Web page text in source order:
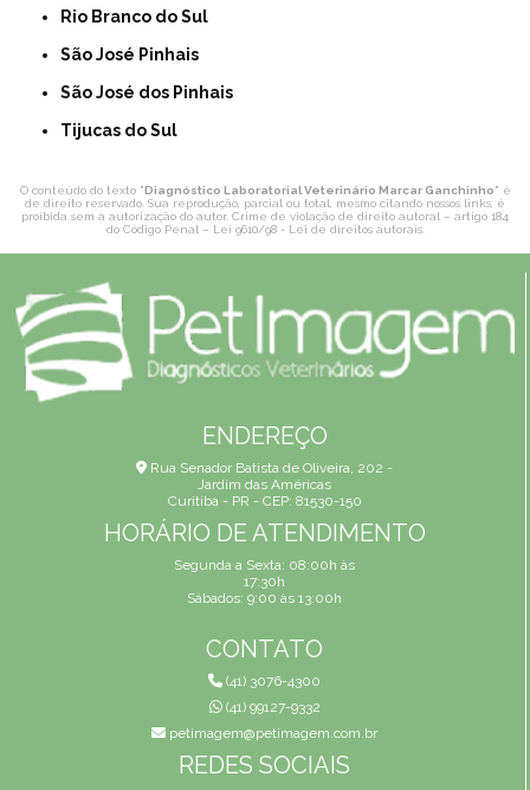
Rio Branco do Sul
São José Pinhais
São José dos Pinhais
Tijucas do Sul
O conteúdo do texto "Diagnóstico Laboratorial Veterinário Marcar Ganchinho" é
de direito reservado. Sua reprodução, parcial ou total, mesmo citando nossos links, é
proibida sem a autorização do autor. Crime de violação de direito autoral – artigo 184
do Código Penal – Lei 9610/98 - Lei de direitos autorais.
ENDEREÇO
Rua Senador Batista de Oliveira, 202 -
Jardim das Américas
Curitiba - PR - CEP: 81530-150
HORÁRIO DE ATENDIMENTO
Segunda a Sexta: 08:00h às
17:30h
Sábados: 9:00 às 13:00h
CONTATO
(41) 3076-4300
(41) 99127-9332
petimagem@petimagem.com.br
REDES SOCIAIS